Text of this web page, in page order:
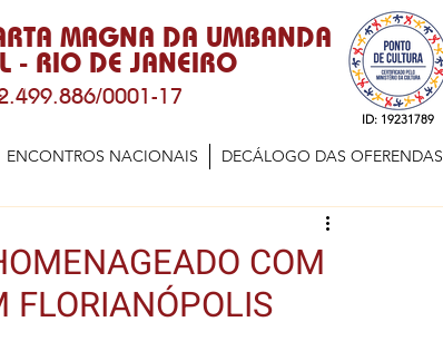
MAGNA DA UMBANDA
- RIO DE JANEIRO
0001-17
ID: 19231789
ENCONTROS NACIONAIS DECÁLOGO DAS OFERENDAS
COM
FLORIANÓPOLIS